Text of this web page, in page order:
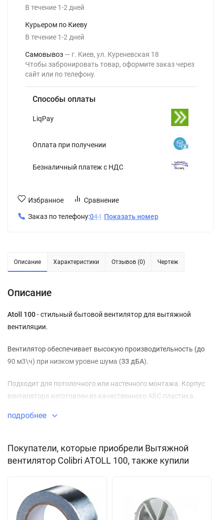
В течение 1-2 дней
Курьером по Киеву
В течение 1-2 дней
Самовывоз
г. Киев, ул. Куреневская 18
Чтобы забронировать товар, оформите заказ через
сайт или по телефону.
Способы оплаты
LiqPay
Оплата при получении
Безналичный платеж с НДС
Избранное Сравнение
Заказ по телефону:044 Показать номер
Описание Характеристики Отзывов (0) Чертеж
Описание
Atoll 100- стильный бытовой вентилятор для вытяжной
вентиляции.
Вентилятор обеспечивает высокую производительность (до
90 м3\ч) при низком уровне шума (33 дБА).
Подходит для потолочного или настенного монтажа. Корпус
вентилятора изготовлен из качественного АБС пластика.
Возможные цветовые исполнения: белый, серебристый (silver),
Модификации:
временем срабатывания от 2 до 30 минут.
Atoll 100TН- модель оснащена регулируемым таймером с
подробнее
Покупатели, которые приобрели Вытяжной
вентилятор Colibri ATOLL 100, также купили